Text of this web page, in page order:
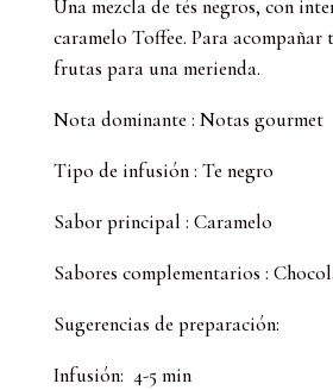
Aromatizado
(100
GR)
Una mezcla de tés negros, con
caramelo Toffee. Para acompañar
frutas para una merienda.
Nota dominante : Notas gourmet
Tipo de infusión : Te negro
Sabor principal : Caramelo
Sabores complementarios :
Sugerencias de preparación:
Infusión: 4-5 min